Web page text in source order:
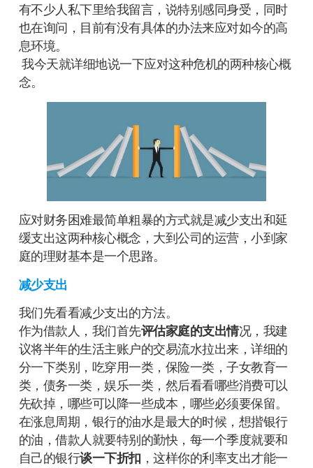
有不少人私下里给我留言，说特别感同身受，同时
也在询问，目前有没有具体的办法来应对如今的高
息环境。
我今天就详细地说一下应对这种危机的两种核心概
念。
应对财务困难最简单粗暴的方式就是减少支出和延
缓支出这两种核心概念，大到公司的运营，小到家
庭的理财基本是一个思路。
减少支出
我们先看看减少支出的方法。
作为借款人，我们首先评估家庭的支出情况，我建
议将半年的生活主账户的交易流水拉出来，详细的
分一下类别，吃穿用一类，保险一类，子女教育一
类，债务一类，娱乐一类，然后看看哪些消费可以
先砍掉，哪些可以降一些成本，哪些必须要保留。
在涨息周期，银行的油水是最大的时候，想揩银行
的油，借款人就要特别的勤快，每一个季度就要和
自己的银行谈一下折扣 ，这样你的利率支出才能一